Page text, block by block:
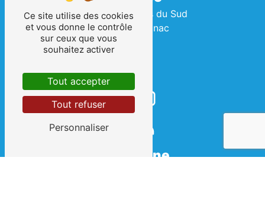
2 Rue des Terres du Sud
34990 Juvignac
Téléphone
Ce site utilise des cookies
et vous donne le contrôle
sur ceux que vous
souhaitez activer
Tout accepter
Tout refuser
Personnaliser